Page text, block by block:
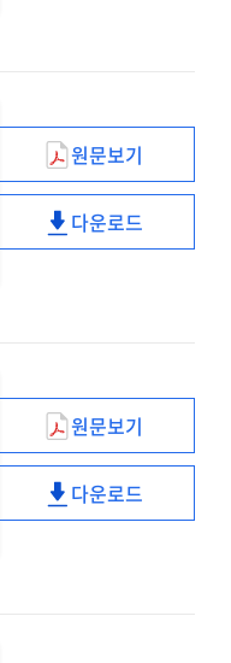
(2020)
유치원
신규임용예정교
직무연수
원문보기
(2020)
다운로드
(2020년)
유치원
1급
정교사
원문보기
(2020년)
다운로드